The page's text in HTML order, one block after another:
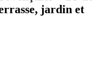
jardin et